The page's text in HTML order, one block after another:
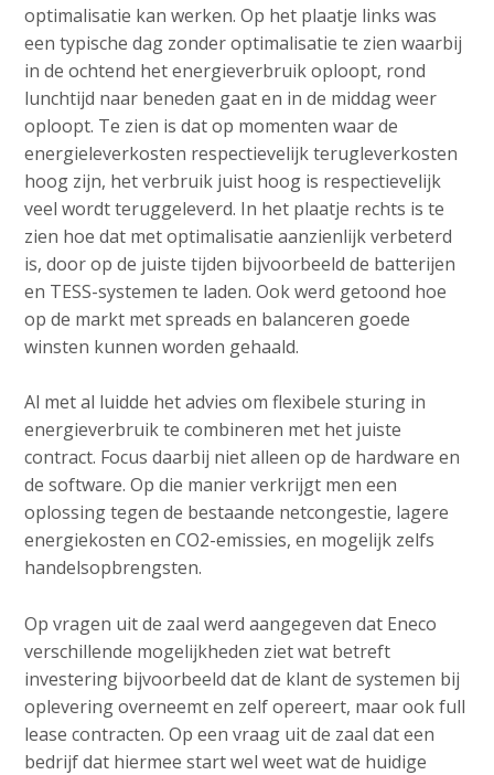
optimalisatie kan werken. Op het plaatje links was
een typische dag zonder optimalisatie te zien waarbij
in de ochtend het energieverbruik oploopt, rond
lunchtijd naar beneden gaat en in de middag weer
oploopt. Te zien is dat op momenten waar de
energieleverkosten respectievelijk terugleverkosten
hoog zijn, het verbruik juist hoog is respectievelijk
veel wordt teruggeleverd. In het plaatje rechts is te
zien hoe dat met optimalisatie aanzienlijk verbeterd
is, door op de juiste tijden bijvoorbeeld de batterijen
en TESS-systemen te laden. Ook werd getoond hoe
op de markt met spreads en balanceren goede
winsten kunnen worden gehaald.
Al met al luidde het advies om flexibele sturing in
energieverbruik te combineren met het juiste
contract. Focus daarbij niet alleen op de hardware en
de software. Op die manier verkrijgt men een
oplossing tegen de bestaande netcongestie, lagere
energiekosten en CO2-emissies, en mogelijk zelfs
handelsopbrengsten.
Op vragen uit de zaal werd aangegeven dat Eneco
verschillende mogelijkheden ziet wat betreft
investering bijvoorbeeld dat de klant de systemen bij
oplevering overneemt en zelf opereert, maar ook full
lease contracten. Op een vraag uit de zaal dat een
bedrijf dat hiermee start wel weet wat de huidige